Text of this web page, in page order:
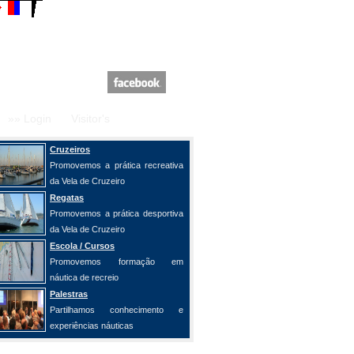
Cruzeiros
Promovemos a prática recreativa
da Vela de Cruzeiro
Regatas
Promovemos a prática desportiva
da Vela de Cruzeiro
Escola / Cursos
Promovemos formação em
náutica de recreio
Palestras
Partilhamos conhecimento e
experiências náuticas